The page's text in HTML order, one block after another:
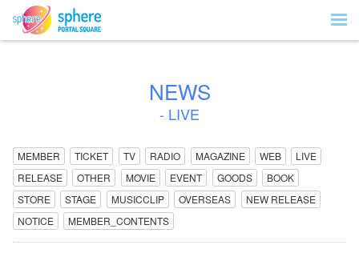
NEWS
- LIVE
MEMBER TICKET TV RADIO MAGAZINE WEB
LIVE
RELEASE
OTHER MOVIE EVENT GOODS
BOOK
STORE
STAGE MUSICCLIP OVERSEAS
NEW RELEASE
NOTICE
MEMBER_CONTENTS